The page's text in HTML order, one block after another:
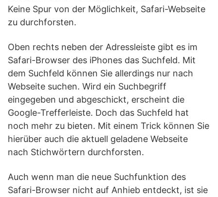
Keine Spur von der Möglichkeit, Safari-Webseite
zu durchforsten.
Oben rechts neben der Adressleiste gibt es im
Safari-Browser des iPhones das Suchfeld. Mit
dem Suchfeld können Sie allerdings nur nach
Webseite suchen. Wird ein Suchbegriff
eingegeben und abgeschickt, erscheint die
Google-Trefferleiste. Doch das Suchfeld hat
noch mehr zu bieten. Mit einem Trick können Sie
hierüber auch die aktuell geladene Webseite
nach Stichwörtern durchforsten.
Auch wenn man die neue Suchfunktion des
Safari-Browser nicht auf Anhieb entdeckt, ist sie